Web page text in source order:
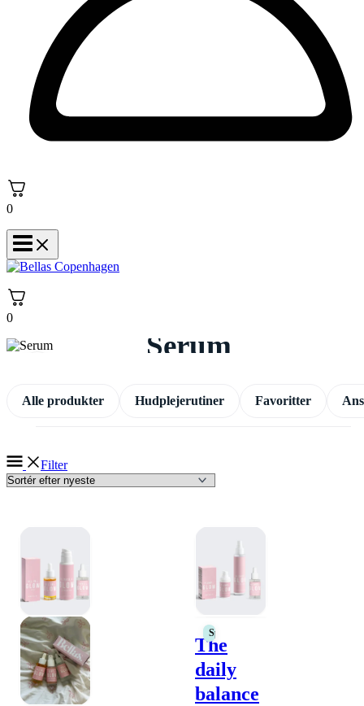
0
0
Serum
Alle produkter Hudplejerutiner Favoritter
Filter
Spar 10%
The
daily
balance